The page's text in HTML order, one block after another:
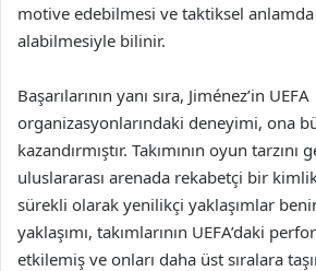
motive edebilmesi ve taktiksel
alabilmesiyle bilinir.
Başarılarının yanı sıra, Jiménez’in UEFA
organizasyonlarındaki deneyimi, ona
kazandırmıştır. Takımının oyun
uluslararası arenada rekabetçi bir
sürekli olarak yenilikçi yaklaşımlar
yaklaşımı, takımlarının UEFA’daki
etkilemiş ve onları daha üst sıralara